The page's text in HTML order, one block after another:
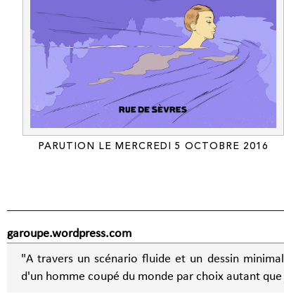
PARUTION LE MERCREDI 5 OCTOBRE 2016
garoupe.wordpress.com
"A travers un scénario fluide et un dessin
d'un homme coupé du monde par choix autant